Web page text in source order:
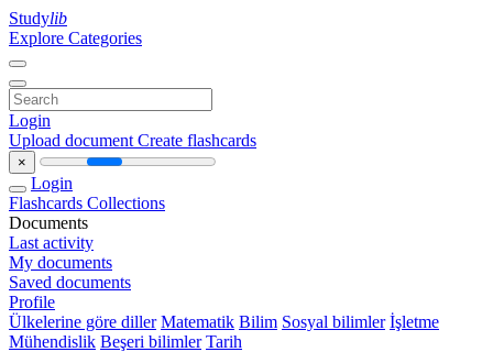
Studylib
Explore Categories
Login
Upload document Create flashcards
×
Login
Flashcards Collections
Documents
Last activity
My documents
Saved documents
Profile
Ülkelerine göre diller Matematik Bilim Sosyal bilimler İşletme
Mühendislik Beşeri bilimler Tarih